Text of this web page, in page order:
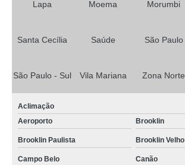
Lapa Moema Morumbi
Santa Cecília Saúde São Paulo
São Paulo - Sul Vila Mariana Zona Norte
Aclimação
Aeroporto
Brooklin
Brooklin Paulista Brooklin Velho
Campo Belo Canão